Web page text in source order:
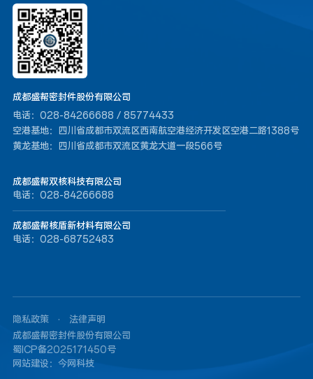
成都盛帮密封件股份有限公司
电话：028-84266688 / 85774433
空港基地：四川省成都市双流区西南航空港经济开发区空港二路1388号
黄龙基地：四川省成都市双流区黄龙大道一段566号
成都盛帮双核科技有限公司
电话：028-84266688
成都盛帮核盾新材料有限公司
电话：028-68752483
隐私政策 ·
法律声明
成都盛帮密封件股份有限公司
蜀ICP备2025171450号
网站建设： 今网科技